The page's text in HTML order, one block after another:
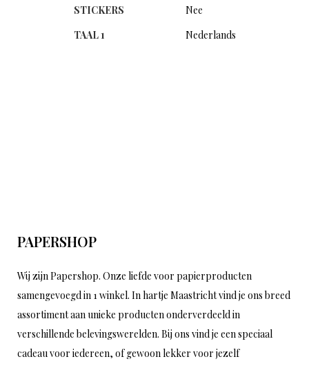
STICKERS
Nee
TAAL 1
Nederlands
PAPERSHOP
Wij zijn Papershop. Onze liefde voor papierproducten
samengevoegd in 1 winkel. In hartje Maastricht vind je ons breed
assortiment aan unieke producten onderverdeeld in
verschillende belevingswerelden. Bij ons vind je een speciaal
cadeau voor iedereen, of gewoon lekker voor jezelf